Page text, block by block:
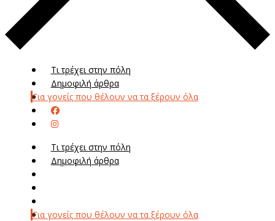
Τι τρέχει στην πόλη
Δημοφιλή άρθρα
Για γονείς που θέλουν να τα ξέρουν όλα
Τι τρέχει στην πόλη
Δημοφιλή άρθρα
Για γονείς που θέλουν να τα ξέρουν όλα